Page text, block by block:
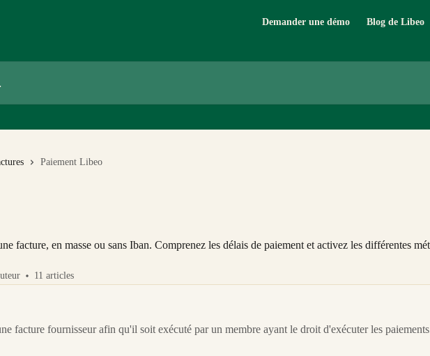
Demander une démo Blog de Libeo
Paiement Libeo
facture, en masse ou sans Iban. Comprenez les délais de paiement et activez les différentes
11 articles
facture fournisseur afin qu'il soit exécuté par un membre ayant le droit d'exécuter les